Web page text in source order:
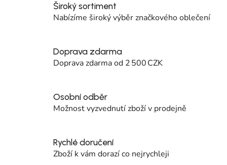
Široký sortiment
Nabízíme široký výběr značkového oblečení
Doprava zdarma
Doprava zdarma od 2 500 CZK
Osobní odběr
Možnost vyzvednutí zboží v prodejně
Rychlé doručení
Zboží k vám dorazí co nejrychleji